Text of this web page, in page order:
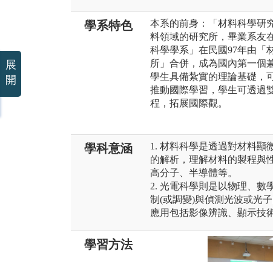
學系特色
本系的前身：「材料科學研
料領域的研究所，畢業系友
科學學系」在民國97年由「
所」合併，成為國內第一個
學生具備紮實的理論基礎，
推動國際學習，學生可透過
程，拓展國際觀。
學科意涵
1. 材料科學是透過對材料顯
的解析，理解材料的製程與
高分子、半導體等。
2. 光電科學則是以物理、數
制(或調變)與偵測光波或光
應用包括影像辨識、顯示技
學習方法
展
開